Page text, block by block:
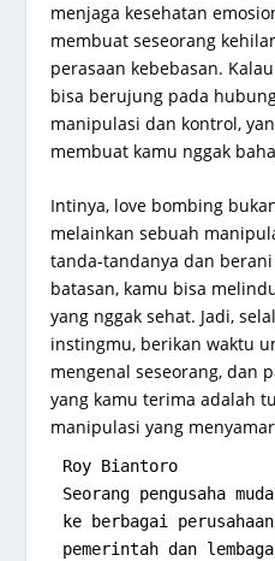
menjaga kesehatan
membuat seseorang
perasaan kebebasan.
bisa berujung pada
manipulasi dan kontrol,
membuat kamu nggak
Intinya, love bombing
melainkan sebuah
tanda-tandanya dan
batasan, kamu bisa
yang nggak sehat. Jadi,
instingmu, berikan waktu
mengenal seseorang, dan
yang kamu terima adalah
manipulasi yang
Roy Biantoro
Seorang pengusaha
ke berbagai
pemerintah dan